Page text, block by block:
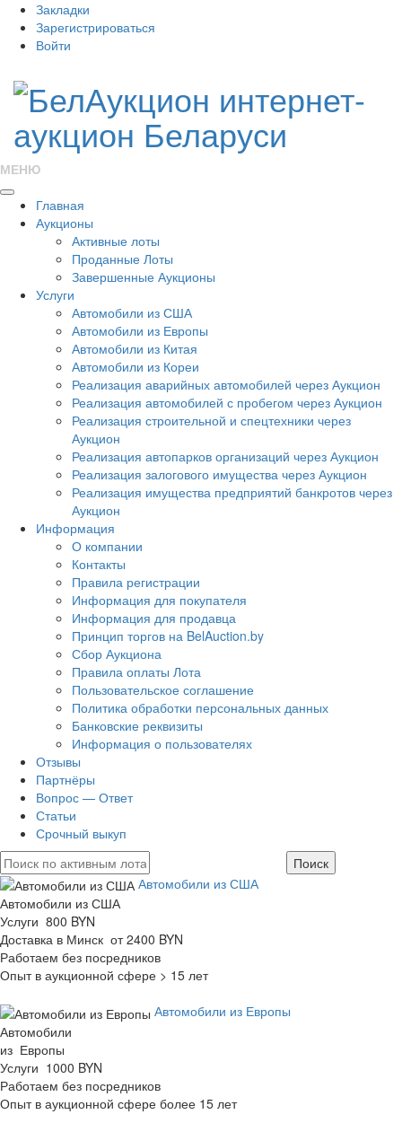
Закладки
Зарегистрироваться
Войти
МЕНЮ
Главная
Аукционы
Активные лоты
Проданные Лоты
Завершенные Аукционы
Услуги
Автомобили из США
Автомобили из Европы
Автомобили из Китая
Автомобили из Кореи
Реализация аварийных автомобилей через Аукцион
Реализация автомобилей с пробегом через Аукцион
Реализация строительной и спецтехники через
Аукцион
Реализация автопарков организаций через Аукцион
Реализация залогового имущества через Аукцион
Реализация имущества предприятий банкротов через
Аукцион
Информация
О компании
Контакты
Правила регистрации
Информация для покупателя
Информация для продавца
Принцип торгов на BelAuction.by
Сбор Аукциона
Правила оплаты Лота
Пользовательское соглашение
Политика обработки персональных данных
Банковские реквизиты
Информация о пользователях
Отзывы
Партнёры
Вопрос — Ответ
Статьи
Срочный выкуп
Автомобили из США
Автомобили из США
Услуги 800 BYN
Доставка в Минск от 2400 BYN
Работаем без посредников
Опыт в аукционной сфере > 15 лет
Автомобили из Европы
Автомобили
из Европы
Услуги 1000 BYN
Работаем без посредников
Опыт в аукционной сфере более 15 лет